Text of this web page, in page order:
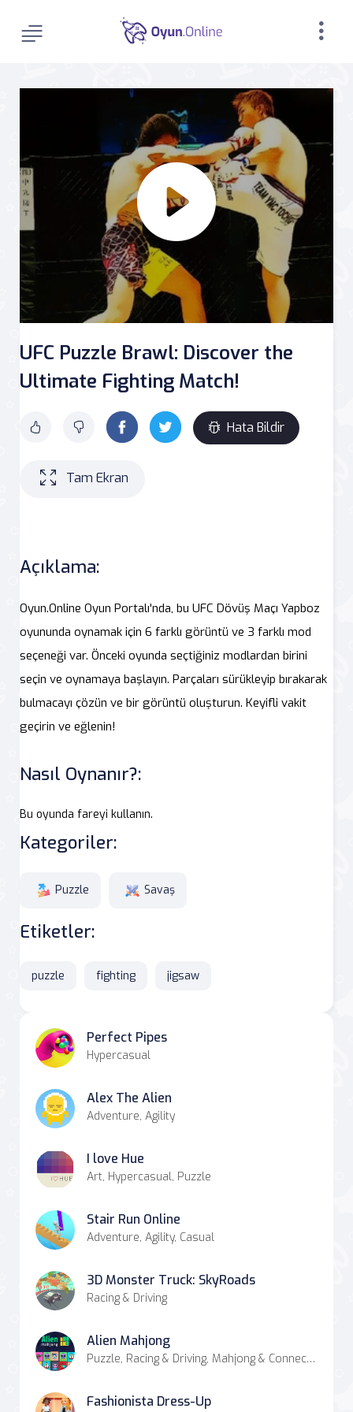
UFC Puzzle Brawl: Discover the
Ultimate Fighting Match!
Hata Bildir
Tam Ekran
Açıklama:
Oyun.Online Oyun Portalı'nda, bu UFC Dövüş Maçı Yapboz
oyununda oynamak için 6 farklı görüntü ve 3 farklı mod
seçeneği var. Önceki oyunda seçtiğiniz modlardan birini
seçin ve oynamaya başlayın. Parçaları sürükleyip bırakarak
bulmacayı çözün ve bir görüntü oluşturun. Keyifli vakit
geçirin ve eğlenin!
Nasıl Oynanır?:
Bu oyunda fareyi kullanın.
Kategoriler:
Puzzle Savaş
Etiketler:
puzzle fighting jigsaw
Perfect Pipes
Hypercasual
Alex The Alien
Adventure, Agility
I love Hue
Art, Hypercasual, Puzzle
Stair Run Online
Adventure, Agility, Casual
3D Monster Truck: SkyRoads
Racing & Driving
Alien Mahjong
Puzzle, Racing & Driving, Mahjong & Connect, Match-3
Fashionista Dress-Up